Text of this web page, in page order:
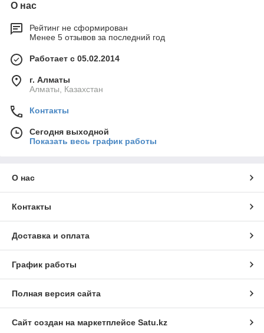
О нас
Рейтинг не сформирован
Менее 5 отзывов за последний год
Работает с 05.02.2014
г. Алматы
Алматы, Казахстан
Контакты
Сегодня выходной
Показать весь график работы
О нас
Контакты
Доставка и оплата
График работы
Полная версия сайта
Сайт создан на маркетплейсе Satu.kz